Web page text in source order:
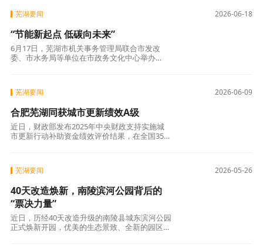
2026-06-18
芜湖要闻
“节能新起点 低碳向未来”
6月17日，芜湖市机关事务管理局联合市发改
委、市水务局等单位在市政务文化中心举办
2026-06-09
芜湖要闻
合肥芜湖同获城市更新绩效A级
近日，财政部发布2025年中央财政支持实施城
市更新行动补助资金绩效评价结果，在全国35个
2026-05-26
芜湖要闻
40天改造焕新，南陵滨河公园背后的
“票决力量”
近日，历经40天改造升级的南陵县城东滨河公园
正式焕新开园，优美的生态景致、全新的园区风